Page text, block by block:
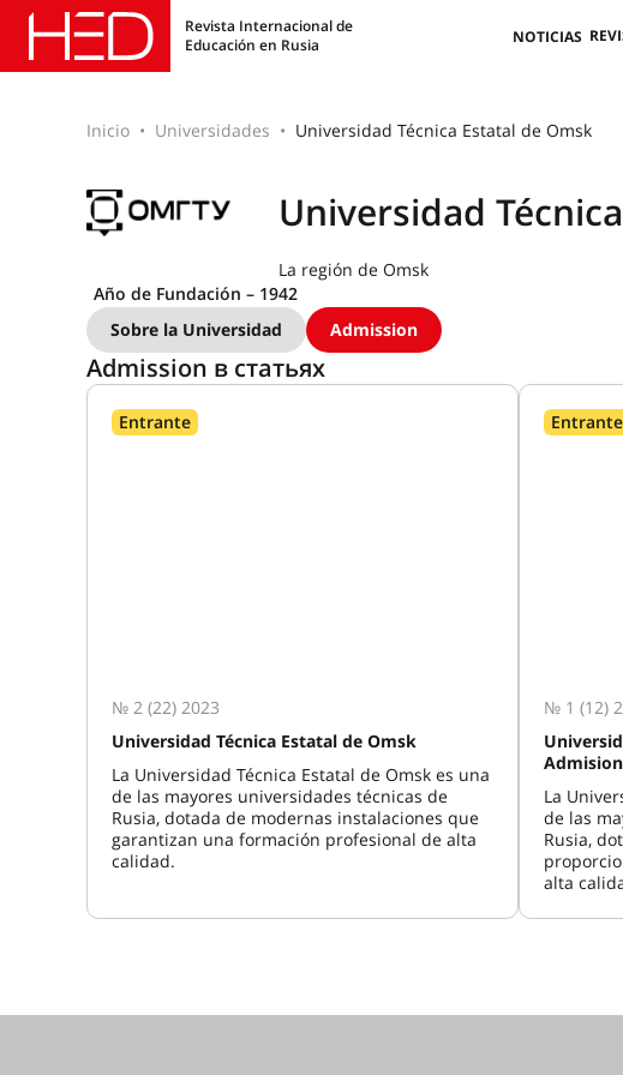
Revista Internacional de
Educación en Rusia
NOTICIAS
Inicio Universidades Universidad Técnica Estatal de Omsk
Universidad
La región de Omsk
Año de Fundación – 1942
Sobre la Universidad
Admission
Admission в статьях
Entrante
№ 2 (22) 2023
Universidad Técnica Estatal de Omsk
La Universidad Técnica Estatal de Omsk es una
de las mayores universidades técnicas de
Rusia, dotada de modernas instalaciones que
garantizan una formación profesional de alta
calidad.
Entrante
№ 1 (12)
La
de las
Rusia,
alta